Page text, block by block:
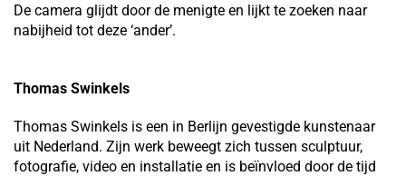
De camera glijdt door de menigte en lijkt te zoeken naar
nabijheid tot deze ‘ander’.
Thomas Swinkels
Thomas Swinkels is een in Berlijn gevestigde kunstenaar
uit Nederland. Zijn werk beweegt zich tussen sculptuur,
fotografie, video en installatie en is beïnvloed door de tijd